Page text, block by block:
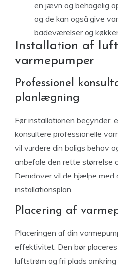
en jævn og behagelig
og de kan også give
badeværelser og
Installation af
varmepumper
Professionel
planlægning
Før installationen begynder,
konsultere professionelle
vil vurdere din boligs behov
anbefale den rette størrelse
Derudover vil de hjælpe med
installationsplan.
Placering af
Placeringen af din
effektivitet. Den bør
luftstrøm og fri plads